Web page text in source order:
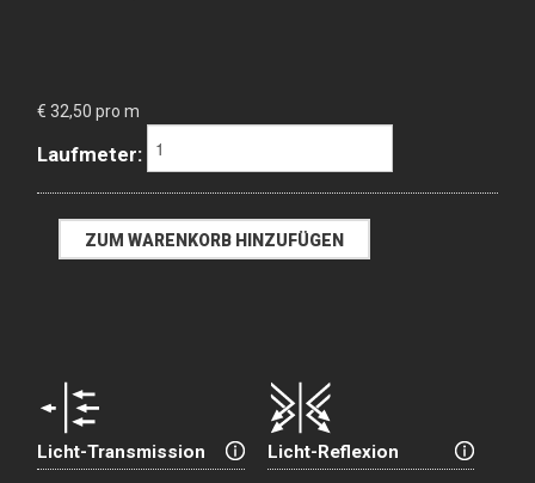
€ 32,50 pro m
Laufmeter:
Licht-Transmission Licht-Reflexion